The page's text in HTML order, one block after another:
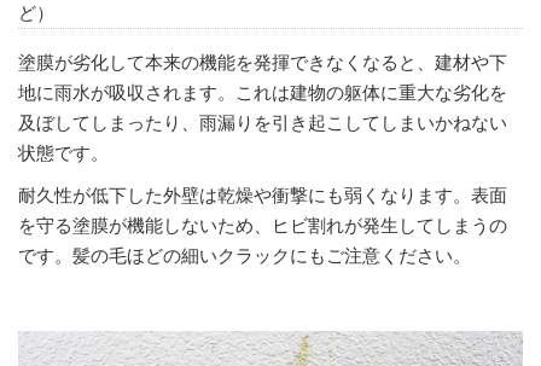
ど）
塗膜が劣化して本来の機能を発揮できなくなると、建材や下
地に雨水が吸収されます。これは建物の躯体に重大な劣化を
及ぼしてしまったり、雨漏りを引き起こしてしまいかねない
状態です。
耐久性が低下した外壁は乾燥や衝撃にも弱くなります。表面
を守る塗膜が機能しないため、ヒビ割れが発生してしまうの
です。髪の毛ほどの細いクラックにもご注意ください。